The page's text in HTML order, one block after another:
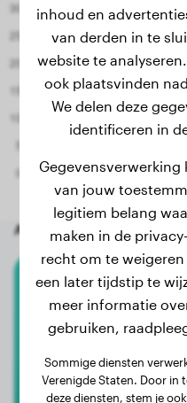
Andere willekeurige
inhoud en
van derden in te
website te
ook plaatsvinden
We delen deze
identificeren in
Gegevensverwerking
van jouw
legitiem belang
maken in de
recht om te
een later tijdstip te
meer informatie
gebruiken,
Sommige diensten
Verenigde Staten. Door in
deze diensten, stem je